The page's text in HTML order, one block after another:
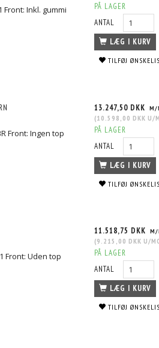
Front: Inkl. gummi
PÅ LAGER
ANTAL
LÆG I KURV
TILFØJ
Front: Ingen top
13.247,50 DKK M/
(10.598,00 DKK U/
PÅ LAGER
ANTAL
LÆG I KURV
TILFØJ
Front: Uden top
11.518,75 DKK M/
(9.215,00 DKK U/
PÅ LAGER
ANTAL
LÆG I KURV
TILFØJ